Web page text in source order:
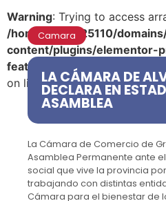
Warning: Trying to access
/home/u290125110/
content/plugins/elementor-
featured-image.php
on line 39
Camara
LA CÁMARA DE
DECLARA EN
ASAMBLEA
La Cámara de Comercio de
Asamblea Permanente ante
social que vive la provincia
trabajando con distintas
Cámara para el bienestar de